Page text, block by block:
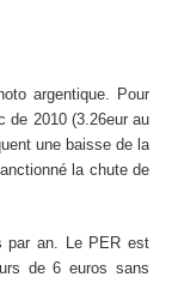
argentique. Pour
de 2010 (3.26eur au
une baisse de la
la chute de
par an. Le PER est
de 6 euros sans